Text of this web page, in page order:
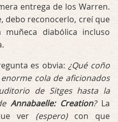
entrega de los Warren.
debo reconocerlo, creí que
diabólica incluso
es obvia:¿Qué coño
cola de aficionados
de Sitges hasta la
Annabaelle: Creation?La
ver (espero)con que